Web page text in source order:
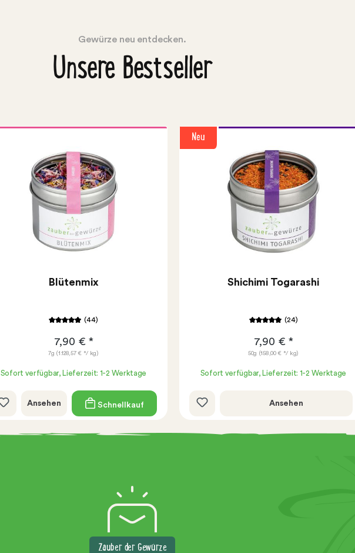
Gewürze neu entdecken.
Unsere Bestseller
Blütenmix
(44)
7,90 € *
7g (1.128,57 € */ kg)
Sofort verfügbar, Lieferzeit: 1-2 Werktage
Ansehen Schnellkauf
Neu
Shichimi Togarashi
(24)
7,90 € *
50g (158,00 € */ kg)
Sofort verfügbar, Lieferzeit: 1-2 Werktage
Ansehen
Zauber der Gewürze